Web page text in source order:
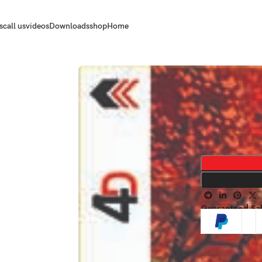
Home
shop
Downloads
videos
call us
Guaranteed